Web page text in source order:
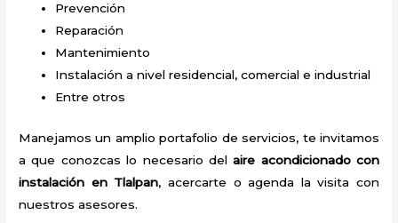
Prevención
Reparación
Mantenimiento
Instalación a nivel residencial, comercial e industrial
Entre otros
Manejamos un amplio portafolio de servicios, te invitamos
a que conozcas lo necesario delaire acondicionado con
instalación en Tlalpan, acercarte o agenda la visita con
nuestros asesores.